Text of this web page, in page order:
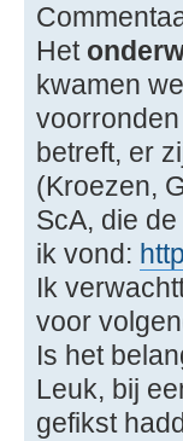
Het
kwamen
betreft, er
(Kroezen,
ScA, die
ik vond:
Ik
voor
Is het
Leuk, bij
gefikst